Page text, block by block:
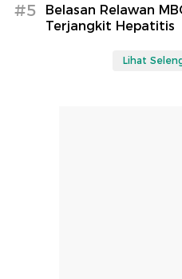
#5
Belasan Relawan
Terjangkit Hepatitis
Lihat